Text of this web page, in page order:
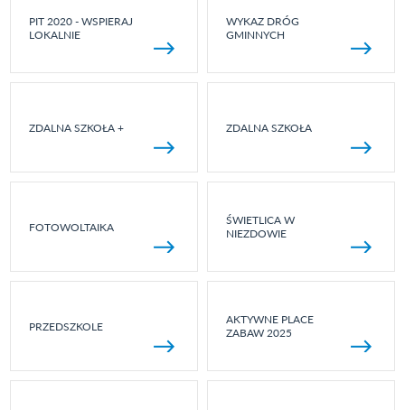
PIT 2020 - WSPIERAJ
LOKALNIE
WYKAZ DRÓG
GMINNYCH
ZDALNA SZKOŁA + ZDALNA SZKOŁA
FOTOWOLTAIKA
ŚWIETLICA W
NIEZDOWIE
PRZEDSZKOLE
AKTYWNE PLACE
ZABAW 2025